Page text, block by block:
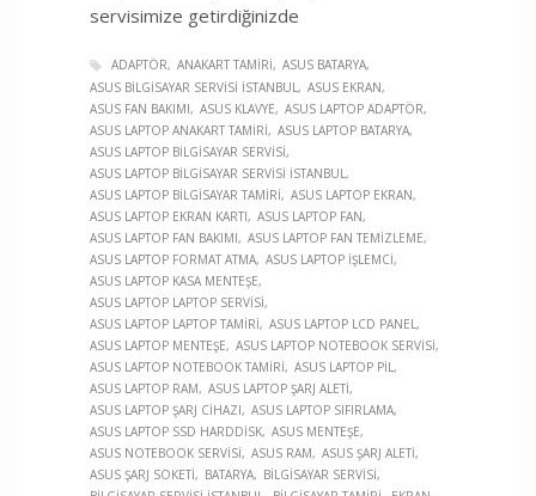
servisimize getirdiğinizde
ADAPTÖR ANAKART TAMIRI
ASUS BATARYA
ASUS BILGISAYAR SERVISI İSTANBUL ASUS EKRAN
ASUS FAN BAKIMI
ASUS KLAVYE
ASUS LAPTOP ADAPTÖR
ASUS LAPTOP ANAKART TAMIRI
ASUS LAPTOP BATARYA
ASUS LAPTOP BILGISAYAR SERVISI
ASUS LAPTOP BILGISAYAR SERVISI İSTANBUL
ASUS LAPTOP BILGISAYAR TAMIRI
ASUS LAPTOP EKRAN
ASUS LAPTOP EKRAN KARTI
ASUS LAPTOP FAN
ASUS LAPTOP FAN BAKIMI
ASUS LAPTOP FAN TEMIZLEME
ASUS LAPTOP FORMAT ATMA ASUS LAPTOP İŞLEMCI
ASUS LAPTOP KASA MENTEŞE
ASUS LAPTOP LAPTOP SERVISI
ASUS LAPTOP LAPTOP TAMIRI
ASUS LAPTOP LCD PANEL
ASUS LAPTOP MENTEŞE
ASUS LAPTOP NOTEBOOK SERVISI
ASUS LAPTOP NOTEBOOK TAMIRI
ASUS LAPTOP PIL
ASUS LAPTOP RAM
ASUS LAPTOP ŞARJ ALETI
ASUS LAPTOP ŞARJ CIHAZI
ASUS LAPTOP SIFIRLAMA
ASUS LAPTOP SSD HARDDISK ASUS MENTEŞE
ASUS NOTEBOOK SERVISI
ASUS RAM
ASUS ŞARJ ALETI
ASUS ŞARJ SOKETI
BATARYA
BILGISAYAR SERVISI